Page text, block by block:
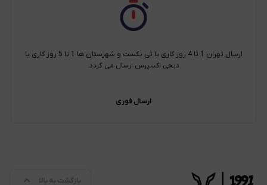
ارسال تهران 1 تا 4 روز کاری با تی نکست و شهرستان ها 1 تا 5 روز کاری با
دیجی اکسپرس ارسال می گردد.
ارسال فوری
بازگشت به بالا